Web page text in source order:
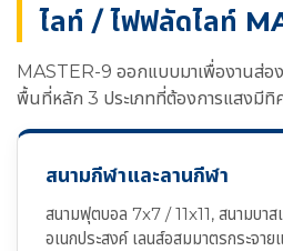
ไลท์ / ไฟฟลัดไลท์
MASTER-9 ออกแบบมาเพื่องานส่อ
พื้นที่หลัก 3 ประเภทที่ต้องการแสงมีทิ
สนามกีฬาและลานกีฬา
สนามฟุตบอล 7x7 / 11x11, สนามบาส
อเนกประสงค์ เลนส์อสมมาตรกระจา